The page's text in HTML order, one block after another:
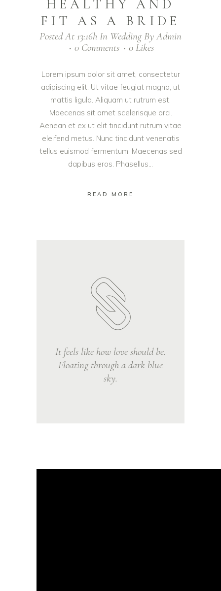
HEALTHY AND
FIT AS A BRIDE
Posted At 13:16h In Wedding ByAdmin
0 Comments
0 Likes
Lorem ipsum dolor sit amet, consectetur
adipiscing elit. Ut vitae feugiat magna, ut
mattis ligula. Aliquam ut rutrum est.
Maecenas sit amet scelerisque orci.
Aenean et ex ut elit tincidunt rutrum vitae
eleifend metus. Nunc tincidunt venenatis
tellus euismod fermentum. Maecenas sed
dapibus eros. Phasellus...
READ MORE
It feels like how love should be.
Floating through a dark blue
sky.